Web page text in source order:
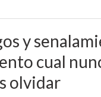
y
cual
olvidar